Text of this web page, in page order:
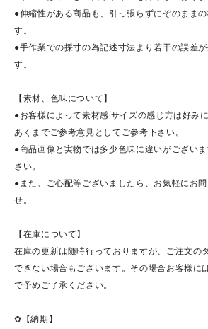
●伸縮性がある商品も、引っ張らずにぞのまま
す。
●手作業での採寸の為記述寸法より若干の誤差
す。
【素材、色味について】
●お客様によって素材感·サイズの感じ方は好み
あくまでご参考意見としてご参考下さい。
●商品画像と実物では多少色味に違いがござい
さい。
●また、ご心配等ございましたら、お気軽にお
せ。
【在庫について】
在庫の更新は随時行っておりますが、ご注文の
できない場合もございます。その場合お客様に
で予めご了承ください。
✿【納期】